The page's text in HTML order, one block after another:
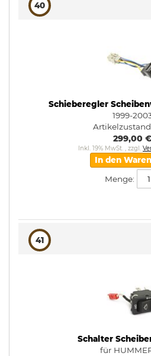
40
Schieberegler
1999-
299,00 €
Inkl. 19% MwSt. , zzgl.
In den
Menge:
41
Schalter
für